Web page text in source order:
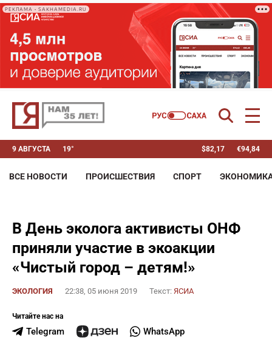
РЕКЛАМА • SAKHAMEDIA.RU
9 АВГУСТА 19° $82,17 €94,84
ВСЕ НОВОСТИ ПРОИСШЕСТВИЯ СПОРТ
В День эколога активисты ОНФ
приняли участие в экоакции
«Чистый город – детям!»
ЭКОЛОГИЯ 22:38, 05 июня 2019 Текст: ЯСИА
Читайте нас на
Telegram WhatsApp